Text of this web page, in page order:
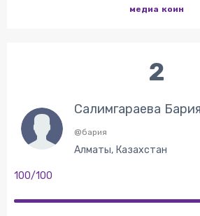
медиа коин
2
Салимгараева
@бария
Алматы, Казахстан
100/100